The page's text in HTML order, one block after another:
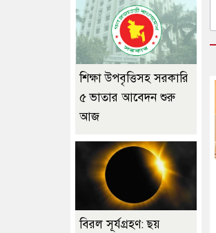
শিক্ষা উপবৃত্তিসহ সরকারি
৫ ভাতার আবেদন শুরু
আজ
বিরল সূর্যগ্রহণ: ছয়